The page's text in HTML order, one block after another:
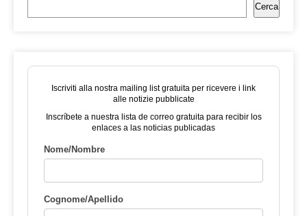
Cerca
Iscriviti alla nostra mailing list gratuita per ricevere i link
alle notizie pubblicate
Inscríbete a nuestra lista de correo gratuita para recibir los
enlaces a las noticias publicadas
Nome/Nombre
Cognome/Apellido